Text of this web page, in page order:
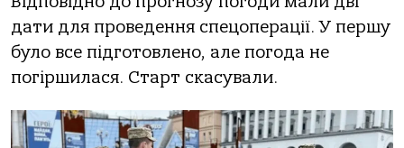
дати для проведення спецоперації. У першу
було все підготовлено, але погода не
погіршилася. Старт скасували.